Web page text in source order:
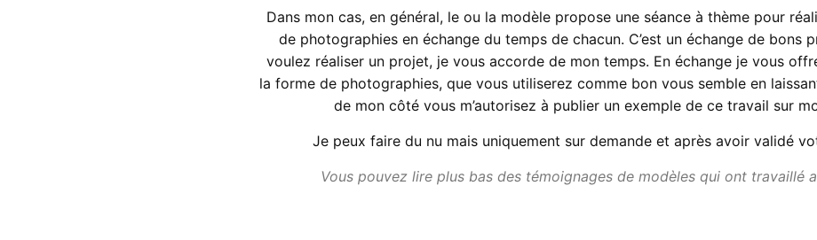
Dans mon cas, en général, le ou la modèle propose une séance à thème pour
de photographies en échange du temps de chacun. C’est un échange de bons
voulez réaliser un projet, je vous accorde de mon temps. En échange je vous
la forme de photographies, que vous utiliserez comme bon vous semble en
de mon côté vous m’autorisez à publier un exemple de ce travail sur
Je peux faire du nu mais uniquement sur demande et après avoir validé
Vous pouvez lire plus bas des témoignages de modèles qui ont travaillé